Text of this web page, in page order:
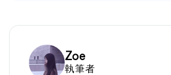
Zoe
執筆者